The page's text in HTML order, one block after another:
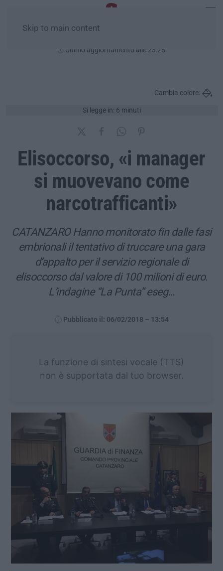
Skip to main content
Ultimo aggiornamento alle 23:28
Si legge in: 6 minuti
Cambia colore:
Elisoccorso, «i manager
si muovevano come
narcotrafficanti»
CATANZARO Hanno monitorato fin dalle fasi
embrionali il tentativo di truccare una gara
d’appalto per il servizio regionale di
elisoccorso dal valore di 100 milioni di euro.
L’indagine “La Punta” eseg…
Pubblicato il: 06/02/2018 – 13:54
La funzione di sintesi vocale (TTS)
non è supportata dal tuo browser.